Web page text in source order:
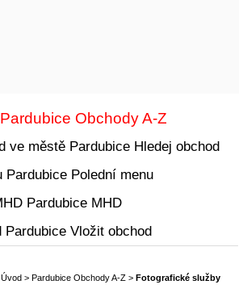
Obchody A-Z
Hledej obchod
Polední menu
MHD
Vložit obchod
Úvod >Pardubice Obchody A-Z >Fotografické služby